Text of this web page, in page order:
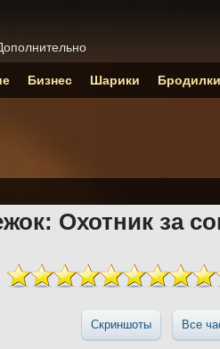
Охотник за
Скриншоты Все
Бизнес Шарики Бродилки